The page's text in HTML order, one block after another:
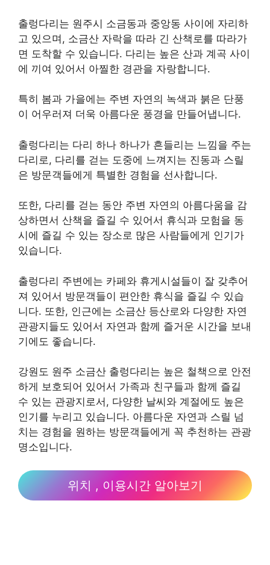
출렁다리는 원주시 소금동과 중앙동 사이에 자리하
고 있으며, 소금산 자락을 따라 긴 산책로를 따라가
면 도착할 수 있습니다. 다리는 높은 산과 계곡 사이
에 끼여 있어서 아찔한 경관을 자랑합니다.
특히 봄과 가을에는 주변 자연의 녹색과 붉은 단풍
이 어우러져 더욱 아름다운 풍경을 만들어냅니다.
출렁다리는 다리 하나 하나가 흔들리는 느낌을 주는
다리로, 다리를 걷는 도중에 느껴지는 진동과 스릴
은 방문객들에게 특별한 경험을 선사합니다.
또한, 다리를 걷는 동안 주변 자연의 아름다움을 감
상하면서 산책을 즐길 수 있어서 휴식과 모험을 동
시에 즐길 수 있는 장소로 많은 사람들에게 인기가
있습니다.
출렁다리 주변에는 카페와 휴게시설들이 잘 갖추어
져 있어서 방문객들이 편안한 휴식을 즐길 수 있습
니다. 또한, 인근에는 소금산 등산로와 다양한 자연
관광지들도 있어서 자연과 함께 즐거운 시간을 보내
기에도 좋습니다.
강원도 원주 소금산 출렁다리는 높은 철책으로 안전
하게 보호되어 있어서 가족과 친구들과 함께 즐길
수 있는 관광지로서, 다양한 날씨와 계절에도 높은
인기를 누리고 있습니다. 아름다운 자연과 스릴 넘
치는 경험을 원하는 방문객들에게 꼭 추천하는 관광
명소입니다.
위치 , 이용시간 알아보기